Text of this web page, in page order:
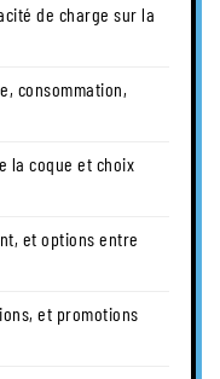
de charge sur la
consommation,
la coque et choix
et options entre
et promotions